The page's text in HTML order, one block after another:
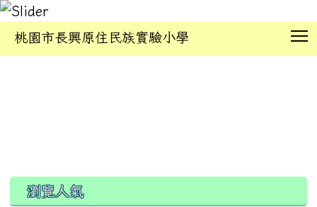
桃園市長興原住民族實驗小學
瀏覽人氣